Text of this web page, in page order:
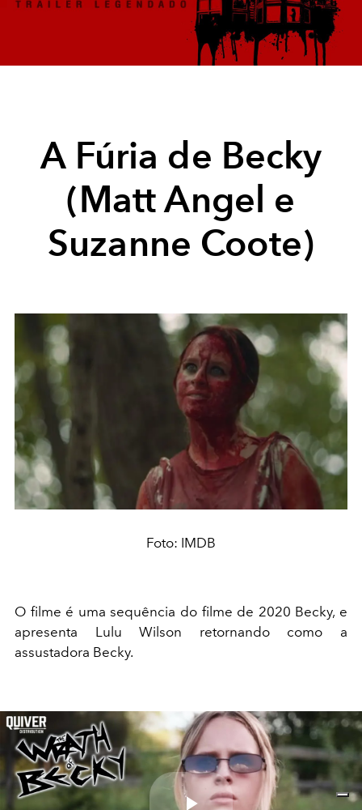
Video
A Fúria de Becky
(Matt Angel e
Suzanne Coote)
Foto: IMDB
O filme é uma sequência do filme de 2020 Becky, e
apresenta Lulu Wilson retornando como a
assustadora Becky.